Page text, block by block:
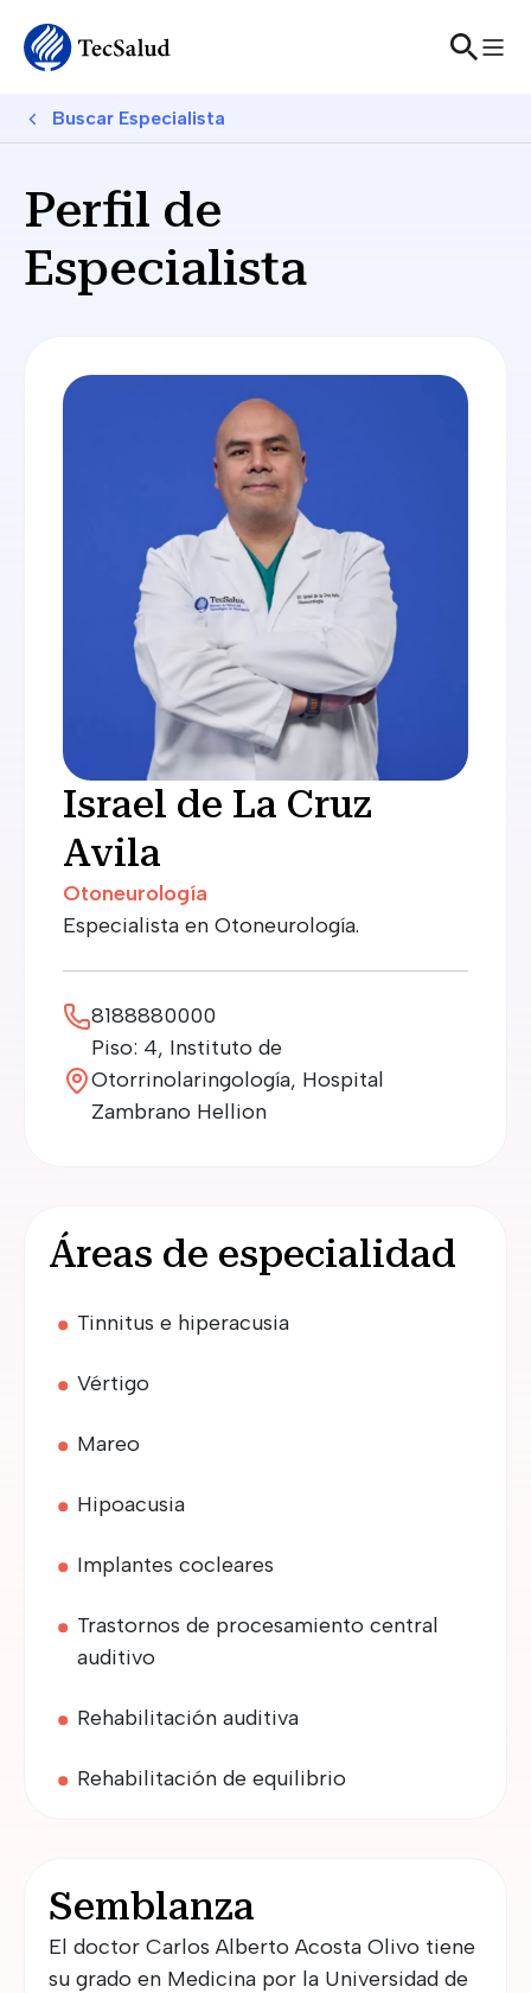
BreadcrumbBuscar Especialista
Perfil de
Especialista
Especialista en Otoneurología.
8188880000
Piso: 4, Instituto de
Otorrinolaringología, Hospital
Zambrano Hellion
Israel de La Cruz
Avila
Otoneurología
Áreas de especialidad
Tinnitus e hiperacusia
Vértigo
Mareo
Hipoacusia
Implantes cocleares
Trastornos de procesamiento central
auditivo
Rehabilitación auditiva
Rehabilitación de equilibrio
Semblanza
El doctor Carlos Alberto Acosta Olivo tiene
su grado en Medicina por la Universidad de